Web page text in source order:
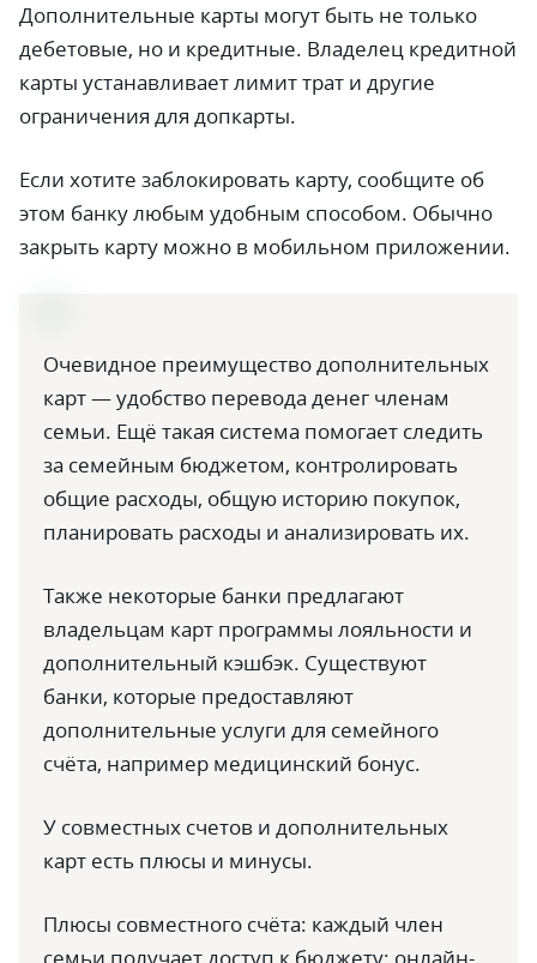
Дополнительные карты могут быть не только
дебетовые, но и кредитные. Владелец кредитной
карты устанавливает лимит трат и другие
ограничения для допкарты.
Если хотите заблокировать карту, сообщите об
этом банку любым удобным способом. Обычно
закрыть карту можно в мобильном приложении.
Очевидное преимущество дополнительных
карт — удобство перевода денег членам
семьи. Ещё такая система помогает следить
за семейным бюджетом, контролировать
общие расходы, общую историю покупок,
планировать расходы и анализировать их.
Также некоторые банки предлагают
владельцам карт программы лояльности и
дополнительный кэшбэк. Существуют
банки, которые предоставляют
дополнительные услуги для семейного
счёта, например медицинский бонус.
У совместных счетов и дополнительных
карт есть плюсы и минусы.
Плюсы совместного счёта: каждый член